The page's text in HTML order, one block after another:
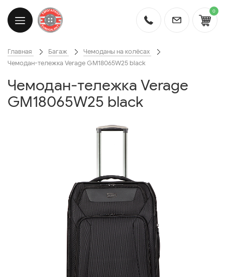
0
Главная Багаж
Чемоданы на колёсах
Чемодан-тележка Verage GM18065W25 black
Чемодан-тележка Verage
GM18065W25 black